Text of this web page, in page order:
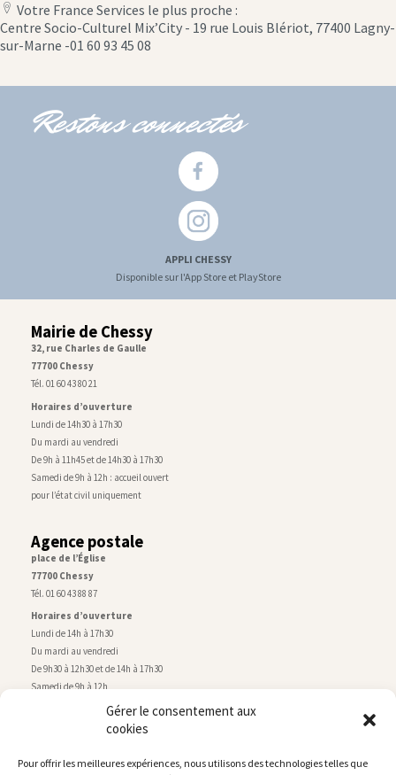
Gérer le consentement aux
cookies
Pour offrir les meilleures expériences, nous utilisons des technologies telles que
location
icon
Votre France Services le plus proche :
Centre Socio-Culturel Mix’City - 19 rue Louis Blériot, 77400 Lagny-
sur-Marne -01 60 93 45 08
Restons connectés
APPLI CHESSY
Disponible sur l'App Store et PlayStore
Mairie de Chessy
32, rue Charles de Gaulle
77700 Chessy
Tél. 01 60 43 80 21
Horaires d’ouverture
Lundi de 14h30 à 17h30
Du mardi au vendredi
De 9h à 11h45 et de 14h30 à 17h30
Samedi de 9h à 12h : accueil ouvert
pour l’état civil uniquement
Agence postale
place de l’Église
77700 Chessy
Tél. 01 60 43 88 87
Horaires d’ouverture
Lundi de 14h à 17h30
Du mardi au vendredi
De 9h30 à 12h30 et de 14h à 17h30
Samedi de 9h à 12h
Service technique
rue de Montry–77700 Chessy